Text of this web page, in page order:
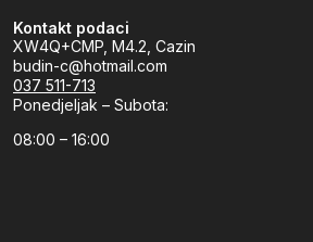
Kontakt podaci
XW4Q+CMP, M4.2, Cazin
budin-c@hotmail.com
037 511-713
Ponedjeljak – Subota:
08:00 – 16:00